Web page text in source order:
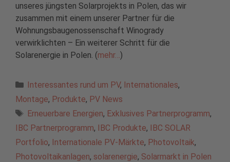
unseres jüngsten Solarprojekts in Polen, das wir
zusammen mit einem unserer Partner für die
Wohnungsbaugenossenschaft Winogrady
verwirklichten – Ein weiterer Schritt für die
Solarenergie in Polen. (mehr… )
Kategorien
Interessantes rund um PV, Internationales,
Montage, Produkte, PV News
Schlagwörter
Erneuerbare Energien, Exklusives Partnerprogramm,
IBC Partnerprogramm, IBC Produkte, IBC SOLAR
Portfolio, Internationale PV-Märkte, Photovoltaik,
Photovoltaikanlagen, solarenergie, Solarmarkt in Polen